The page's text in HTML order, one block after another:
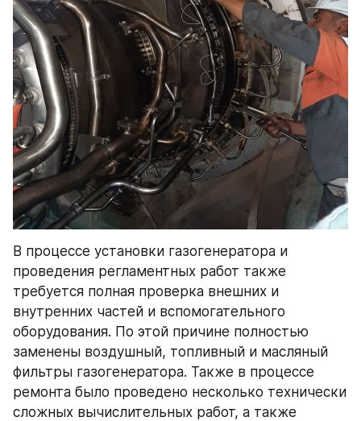
В процессе установки газогенератора и
проведения регламентных работ также
требуется полная проверка внешних и
внутренних частей и вспомогательного
оборудования. По этой причине полностью
заменены воздушный, топливный и масляный
фильтры газогенератора. Также в процессе
ремонта было проведено несколько технически
сложных вычислительных работ, а также